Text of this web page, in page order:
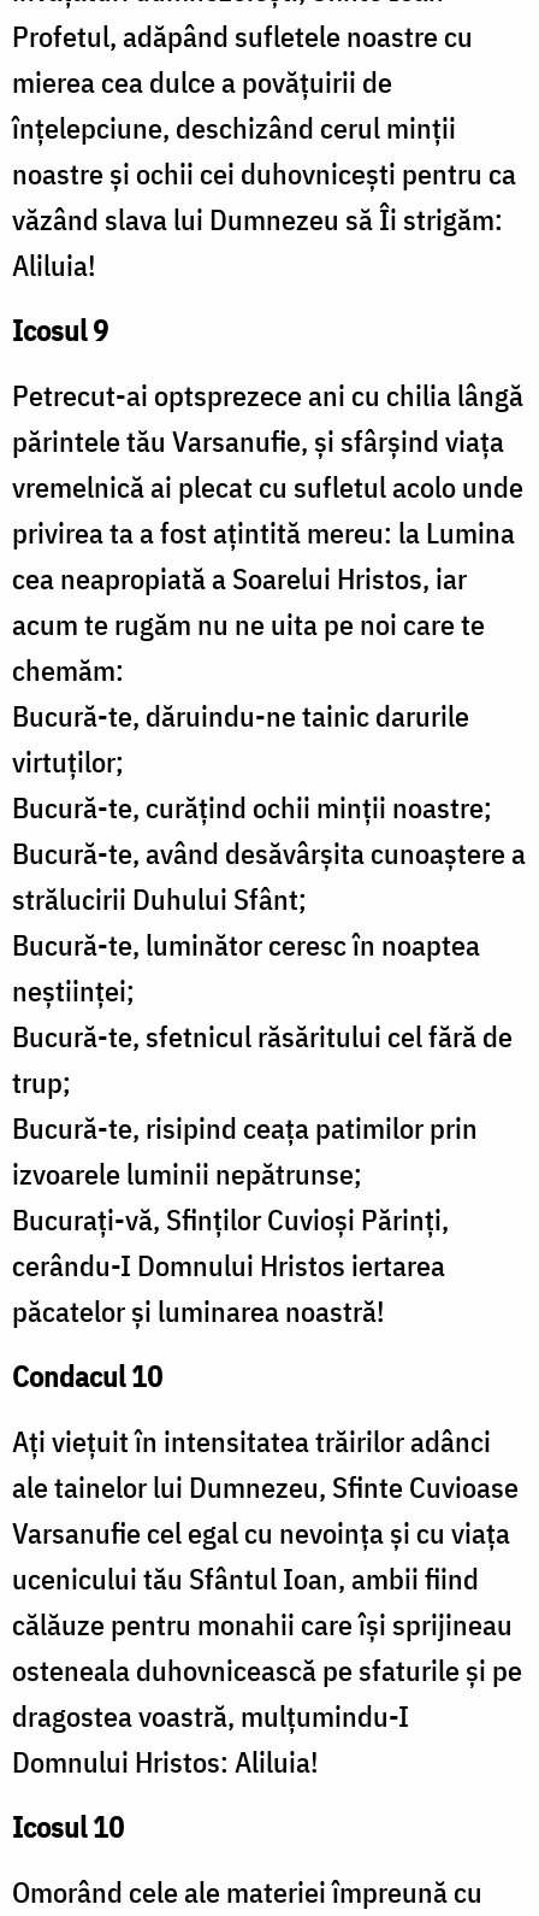
Profetul, adăpând sufletele noastre cu
mierea cea dulce a povățuirii de
înțelepciune, deschizând cerul minții
noastre și ochii cei duhovnicești pentru ca
văzând slava lui Dumnezeu să Îi strigăm:
Aliluia!
Icosul 9
Petrecut-ai optsprezece ani cu chilia lângă
părintele tău Varsanufie, și sfârșind viața
vremelnică ai plecat cu sufletul acolo unde
privirea ta a fost ațintită mereu: la Lumina
cea neapropiată a Soarelui Hristos, iar
acum te rugăm nu ne uita pe noi care te
chemăm:
Bucură-te, dăruindu-ne tainic darurile
virtuților;
Bucură-te, curățind ochii minții noastre;
Bucură-te, având desăvârșita cunoaștere a
strălucirii Duhului Sfânt;
Bucură-te, luminător ceresc în noaptea
neștiinței;
Bucură-te, sfetnicul răsăritului cel fără de
trup;
Bucură-te, risipind ceața patimilor prin
izvoarele luminii nepătrunse;
Bucurați-vă, Sfinților Cuvioși Părinți,
cerându-I Domnului Hristos iertarea
păcatelor și luminarea noastră!
Condacul 10
Ați viețuit în intensitatea trăirilor adânci
ale tainelor lui Dumnezeu, Sfinte Cuvioase
Varsanufie cel egal cu nevoința și cu viața
ucenicului tău Sfântul Ioan, ambii fiind
călăuze pentru monahii care își sprijineau
osteneala duhovnicească pe sfaturile și pe
dragostea voastră, mulțumindu-I
Domnului Hristos: Aliluia!
Icosul 10
Omorând cele ale materiei împreună cu